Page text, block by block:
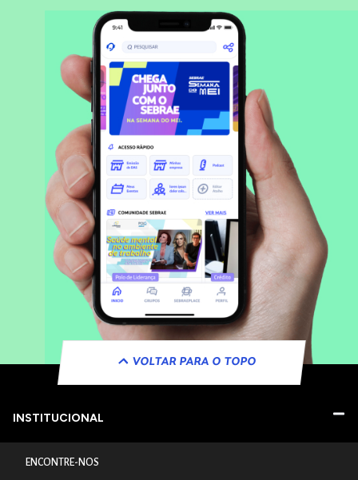
VOLTAR PARA O TOPO
INSTITUCIONAL
ENCONTRE-NOS